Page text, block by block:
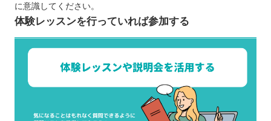
に意識してください。
体験レッスンを行っていれば参加する